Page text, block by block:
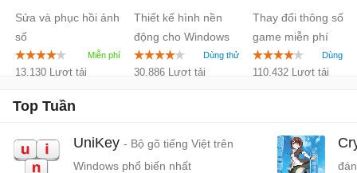
Sửa và phục hồi ảnh
số
13.130 Lượt tải
Thiết kế hình nền
động cho Windows
30.886 Lượt tải
Thay đổi thông số
game miễn phí
110.432 Lượt tải
Top Tuần
UniKey - Bộ gõ tiếng Việt trên
Windows phổ biến nhất